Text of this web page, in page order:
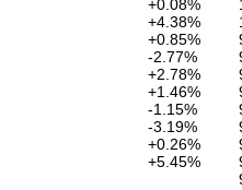
+0.08%
+4.38%
+0.85%
-2.77%
+2.78%
+1.46%
-1.15%
-3.19%
+0.26%
+5.45%